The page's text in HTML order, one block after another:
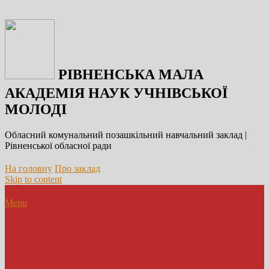
РІВНЕНСЬКА МАЛА
АКАДЕМІЯ НАУК УЧНІВСЬКОЇ
МОЛОДІ
Обласний комунальний позашкільний навчальний заклад |
Рівненської обласної ради
На головну Про заклад
Skip to content
Menu